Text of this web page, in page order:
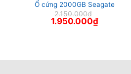
Ổ cứng 2000GB Seagate
2.150.000₫
Giá
gốc
1.950.000₫Giá
hiện